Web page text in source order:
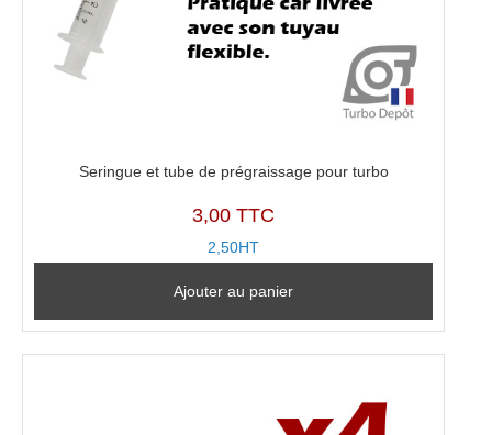
Seringue et tube de prégraissage pour turbo
3,00 TTC
2,50HT
Ajouter au panier